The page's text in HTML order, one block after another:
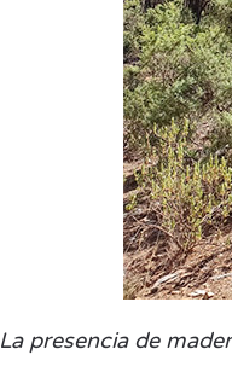
La presencia de